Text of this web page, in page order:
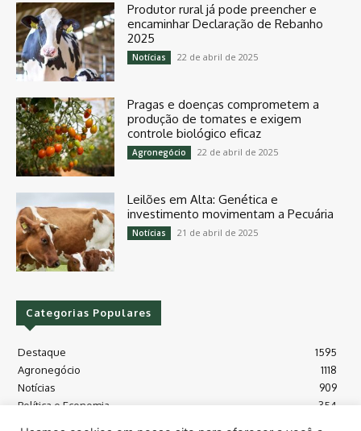
Produtor rural já pode preencher e
encaminhar Declaração de Rebanho
2025
Notícias 22 de abril de 2025
Pragas e doenças comprometem a
produção de tomates e exigem
controle biológico eficaz
Agronegócio 22 de abril de 2025
Leilões em Alta: Genética e
investimento movimentam a Pecuária
Notícias 21 de abril de 2025
Categorias Populares
Destaque
1595
Agronegócio
1118
Notícias
909
Política e Economia
354